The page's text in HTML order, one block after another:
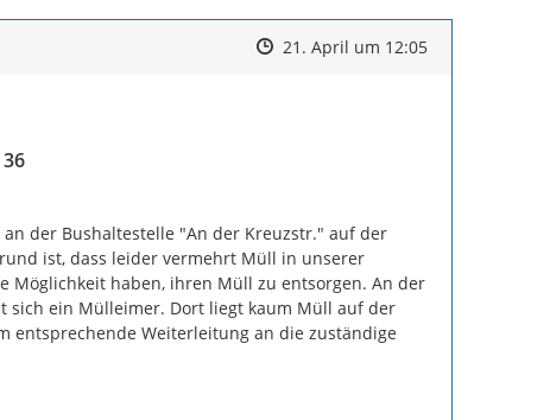
Zeitpunkt des Erstellens
Zeitpunkt des Erstellens
21. April um 12:05Zur Äußerung
der Bushaltestelle "An der Kreuzstr." auf der
ist, dass leider vermehrt Müll in unserer
Möglichkeit haben, ihren Müll zu entsorgen. An der
sich ein Mülleimer. Dort liegt kaum Müll auf der
entsprechende Weiterleitung an die zuständige